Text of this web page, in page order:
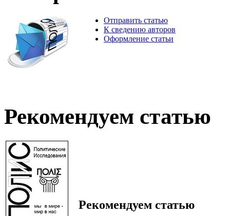
Отправить статью
К сведению авторов
Оформление статьи
Рекомендуем статью
Рекомендуем статью